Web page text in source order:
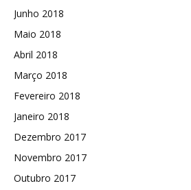
Junho 2018
Maio 2018
Abril 2018
Março 2018
Fevereiro 2018
Janeiro 2018
Dezembro 2017
Novembro 2017
Outubro 2017